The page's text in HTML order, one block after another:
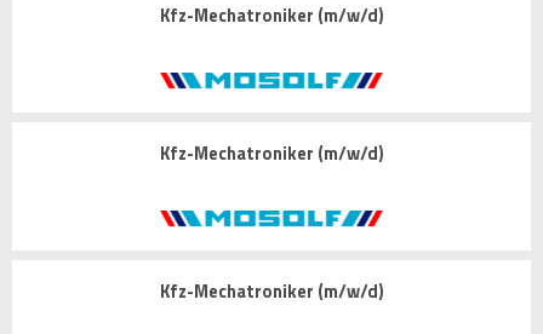
Kfz-Mechatroniker (m/w/d)
Kfz-Mechatroniker (m/w/d)
Kfz-Mechatroniker (m/w/d)